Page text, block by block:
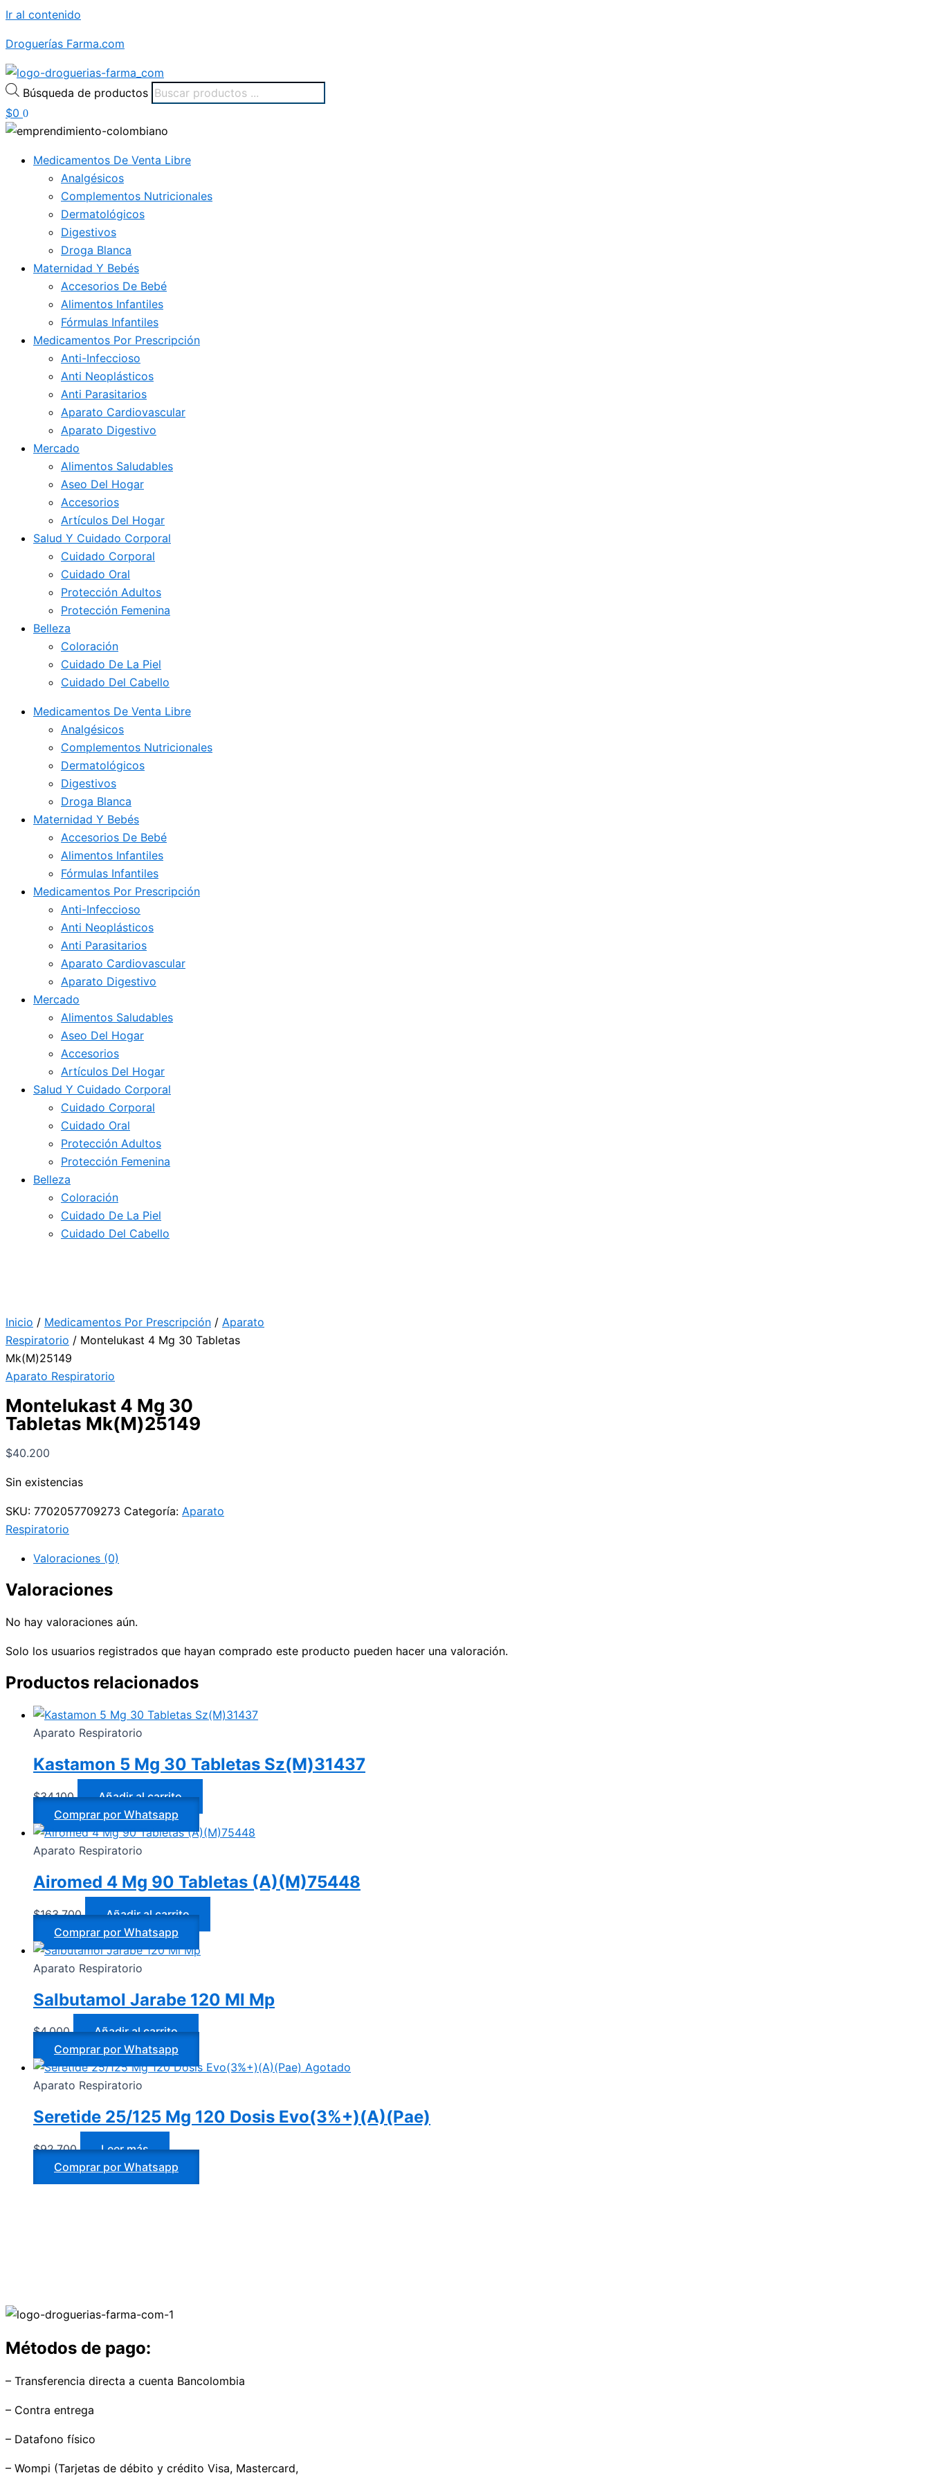
Ir al contenido
Droguerías Farma.com
Búsqueda de productos
$0 0
Medicamentos De Venta Libre
Analgésicos
Complementos Nutricionales
Dermatológicos
Digestivos
Droga Blanca
Maternidad Y Bebés
Accesorios De Bebé
Alimentos Infantiles
Fórmulas Infantiles
Medicamentos Por Prescripción
Anti-Infeccioso
Anti Neoplásticos
Anti Parasitarios
Aparato Cardiovascular
Aparato Digestivo
Mercado
Alimentos Saludables
Aseo Del Hogar
Accesorios
Artículos Del Hogar
Salud Y Cuidado Corporal
Cuidado Corporal
Cuidado Oral
Protección Adultos
Protección Femenina
Belleza
Coloración
Cuidado De La Piel
Cuidado Del Cabello
Medicamentos De Venta Libre
Analgésicos
Complementos Nutricionales
Dermatológicos
Digestivos
Droga Blanca
Maternidad Y Bebés
Accesorios De Bebé
Alimentos Infantiles
Fórmulas Infantiles
Medicamentos Por Prescripción
Anti-Infeccioso
Anti Neoplásticos
Anti Parasitarios
Aparato Cardiovascular
Aparato Digestivo
Mercado
Alimentos Saludables
Aseo Del Hogar
Accesorios
Artículos Del Hogar
Salud Y Cuidado Corporal
Cuidado Corporal
Cuidado Oral
Protección Adultos
Protección Femenina
Belleza
Coloración
Cuidado De La Piel
Cuidado Del Cabello
Inicio / Medicamentos Por Prescripción / Aparato
Respiratorio / Montelukast 4 Mg 30 Tabletas
Mk(M)25149
Aparato Respiratorio
Montelukast 4 Mg 30
Tabletas Mk(M)25149
$40.200
Sin existencias
SKU: 7702057709273 Categoría: Aparato
Respiratorio
Valoraciones (0)
Valoraciones
No hay valoraciones aún.
Solo los usuarios registrados que hayan comprado este producto pueden hacer una valoración.
Productos relacionados
Aparato Respiratorio
Kastamon 5 Mg 30 Tabletas Sz(M)31437
$34.100
Añadir al carrito
Comprar por Whatsapp
Aparato Respiratorio
Airomed 4 Mg 90 Tabletas (A)(M)75448
$163.700
Añadir al carrito
Comprar por Whatsapp
Aparato Respiratorio
Salbutamol Jarabe 120 Ml Mp
$4.000
Añadir al carrito
Comprar por Whatsapp
Agotado
Aparato Respiratorio
Seretide 25/125 Mg 120 Dosis Evo(3%+)(A)(Pae)
$92.700
Leer más
Comprar por Whatsapp
Métodos de pago:
– Transferencia directa a cuenta Bancolombia
– Contra entrega
– Datafono físico
– Wompi (Tarjetas de débito y crédito Visa, Mastercard,